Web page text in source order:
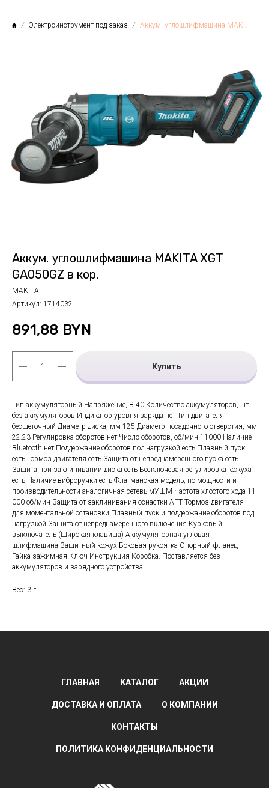
Электроинструмент под заказ Аккум. углошлифмашина MAKITA XGT GA050GZ в кор.
Аккум. углошлифмашина MAKITA XGT
GA050GZ в кор.
MAKITA
Артикул: 1714032
891,88 BYN
Купить
Тип аккумуляторный Напряжение, В 40 Количество аккумуляторов, шт
без аккумуляторов Индикатор уровня заряда нет Тип двигателя
бесщеточный Диаметр диска, мм 125 Диаметр посадочного отверстия, мм
22.23 Регулировка оборотов нет Число оборотов, об/мин 11000 Наличие
Bluetooth нет Поддержание оборотов под нагрузкой есть Плавный пуск
есть Тормоз двигателя есть Защита от непреднамеренного пуска есть
Защита при заклинивании диска есть Бесключевая регулировка кожуха
есть Наличие виброручки есть Флагманская модель, по мощности и
производительности аналогичная сетевымУШМ Частота хлостого хода 11
000 об/мин Защита от заклинивания оснастки AFT Тормоз двигателя
для моментальной остановки Плавный пуск и поддержание оборотов под
нагрузкой Защита от непреднамеренного включения Курковый
выключатель (Широкая клавиша) Аккумуляторная угловая
шлифмашина Защитный кожух Боковая рукоятка Опорный фланец
Гайка зажимная Ключ Инструкция Коробка. Поставляется без
аккумуляторов и зарядного устройства!
Вес: 3 г
ГЛАВНАЯ КАТАЛОГ АКЦИИ
ДОСТАВКА И ОПЛАТА О КОМПАНИИ
КОНТАКТЫ
ПОЛИТИКА КОНФИДЕНЦИАЛЬНОСТИ